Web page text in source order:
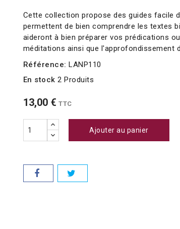
Cette collection propose des guides facile
permettent de bien comprendre les textes
aideront à bien préparer vos prédications
méditations ainsi que l'approfondissement
Référence: LANP110
En stock 2 Produits
13,00 € TTC
Ajouter au panier